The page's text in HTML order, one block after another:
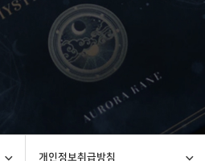
개인정보취급방침